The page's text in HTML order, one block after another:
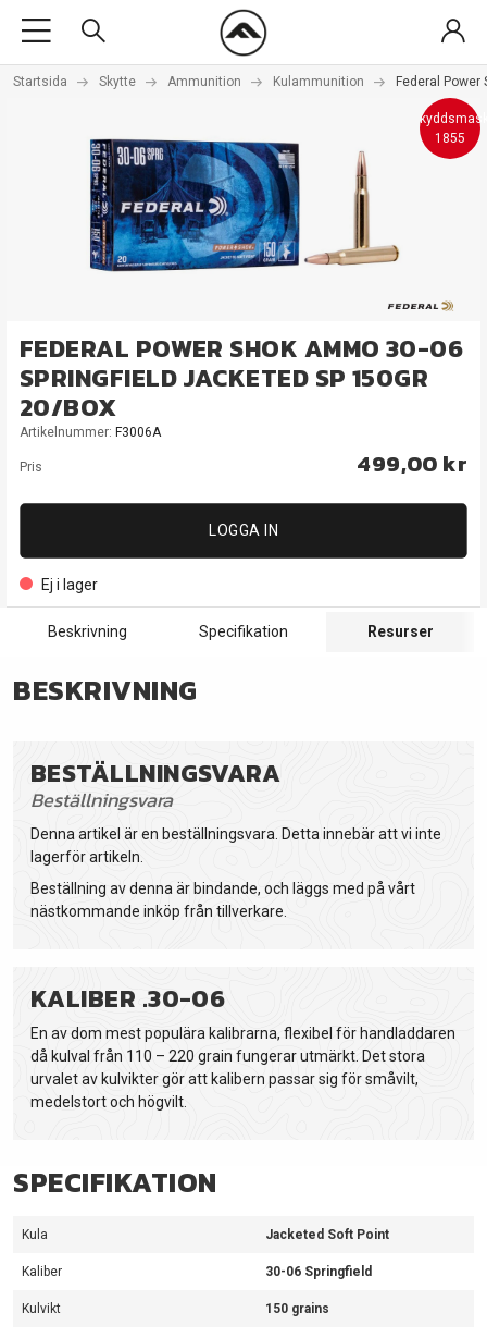
Startsida Skytte Ammunition Kulammunition Federal
1855
FEDERAL POWER SHOK AMMO 30-06
SPRINGFIELD JACKETED SP 150GR
20/BOX
Artikelnummer: F3006A
Pris 499,00 kr
LOGGA IN
Ej i lager
Beskrivning Specifikation Resurser
BESKRIVNING
BESTÄLLNINGSVARA
Beställningsvara
Denna artikel är en beställningsvara. Detta innebär att vi inte
lagerför artikeln.
Beställning av denna är bindande, och läggs med på vårt
nästkommande inköp från tillverkare.
KALIBER .30-06
En av dom mest populära kalibrarna, flexibel för handladdaren
då kulval från 110 – 220 grain fungerar utmärkt. Det stora
urvalet av kulvikter gör att kalibern passar sig för småvilt,
medelstort och högvilt.
SPECIFIKATION
Kula Jacketed Soft Point
Kaliber 30-06 Springfield
Kulvikt 150 grains